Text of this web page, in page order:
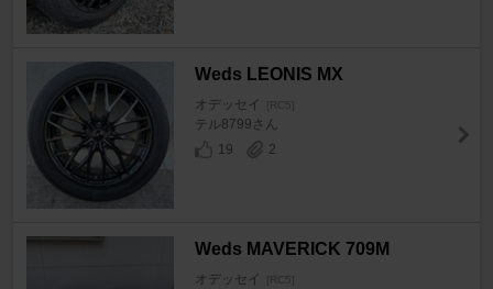
Weds LEONIS MX
オデッセイ [RC5]
テル8799さん
19
2
Weds MAVERICK 709M
オデッセイ [RC5]